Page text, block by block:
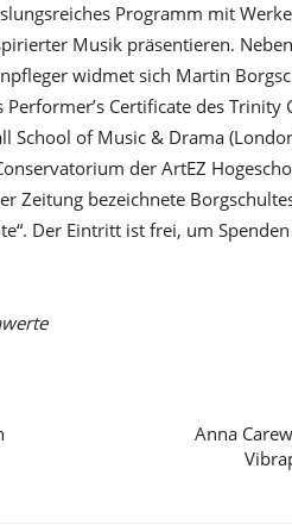
Programm mit
Musik präsentieren.
widmet sich Martin
Certificate des Trinity
School of Music & Drama
der ArtEZ
Zeitung bezeichnete
Der Eintritt ist frei, um Spenden
Anna